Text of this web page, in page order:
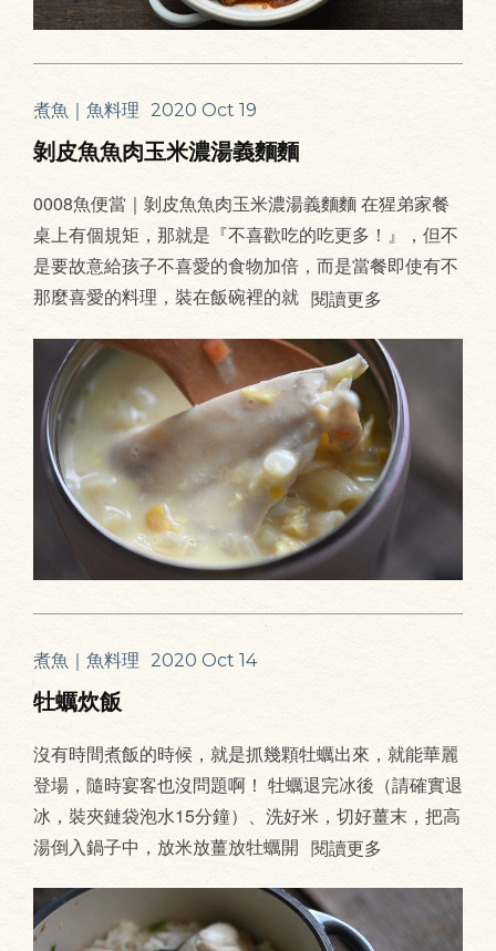
煮魚｜魚料理 2020 Oct 19
剝皮魚魚肉玉米濃湯義麵麵
0008魚便當｜剝皮魚魚肉玉米濃湯義麵麵 在猩弟家餐
桌上有個規矩，那就是『不喜歡吃的吃更多！』，但不
是要故意給孩子不喜愛的食物加倍，而是當餐即使有不
那麼喜愛的料理，裝在飯碗裡的就 閱讀更多
煮魚｜魚料理 2020 Oct 14
牡蠣炊飯
沒有時間煮飯的時候，就是抓幾顆牡蠣出來，就能華麗
登場，隨時宴客也沒問題啊！ 牡蠣退完冰後（請確實退
冰，裝夾鏈袋泡水15分鐘）、洗好米，切好薑末，把高
湯倒入鍋子中，放米放薑放牡蠣開 閱讀更多